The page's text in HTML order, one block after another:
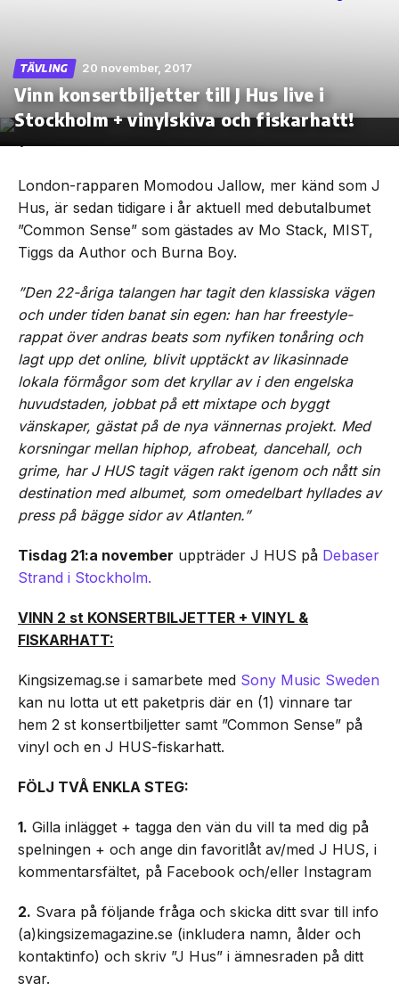
Skip
the
TÄVLING 20 november, 2017
Vinn konsertbiljetter till J Hus live i
Stockholm + vinylskiva och fiskarhatt!
London-rapparen Momodou Jallow, mer känd som J
Hus, är sedan tidigare i år aktuell med debutalbumet
”Common Sense” som gästades av Mo Stack, MIST,
Tiggs da Author och Burna Boy.
”Den 22-åriga talangen har tagit den klassiska vägen
och under tiden banat sin egen: han har freestyle-
rappat över andras beats som nyfiken tonåring och
lagt upp det online, blivit upptäckt av likasinnade
lokala förmågor som det kryllar av i den engelska
huvudstaden, jobbat på ett mixtape och byggt
vänskaper, gästat på de nya vännernas projekt. Med
korsningar mellan hiphop, afrobeat, dancehall, och
grime, har J HUS tagit vägen rakt igenom och nått sin
destination med albumet, som omedelbart hyllades av
press på bägge sidor av Atlanten.”
Tisdag 21:a november uppträder J HUS på Debaser
Strand i Stockholm.
VINN 2 st KONSERTBILJETTER + VINYL &
FISKARHATT:
Kingsizemag.se i samarbete med Sony Music Sweden
kan nu lotta ut ett paketpris där en (1) vinnare tar
hem 2 st konsertbiljetter samt ”Common Sense” på
vinyl och en J HUS-fiskarhatt.
FÖLJ TVÅ ENKLA STEG:
1. Gilla inlägget + tagga den vän du vill ta med dig på
spelningen + och ange din favoritlåt av/med J HUS, i
kommentarsfältet, på Facebook och/eller Instagram
2. Svara på följande fråga och skicka ditt svar till info
(a)kingsizemagazine.se (inkludera namn, ålder och
kontaktinfo) och skriv ”J Hus” i ämnesraden på ditt
svar.